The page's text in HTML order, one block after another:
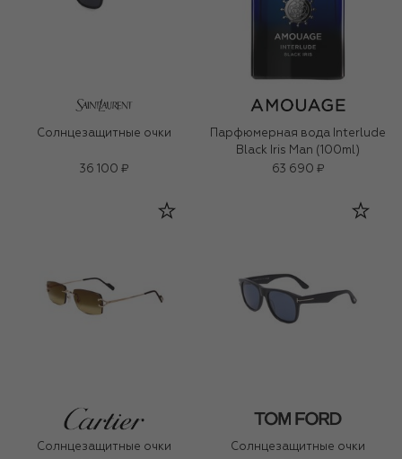
Солнцезащитные очки
36 100 ₽
Парфюмерная вода Interlude
Black Iris Man (100ml)
63 690 ₽
Солнцезащитные очки
Солнцезащитные очки